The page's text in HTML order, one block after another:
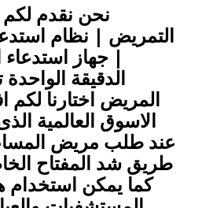
نحن نقدم لكم
التمريض | نظام
| جهاز
الدقيقة
المريض اختارنا
الاسوق العالمية
عند طلب مريض
طريق شد المفتاح
كما يمكن استخدام